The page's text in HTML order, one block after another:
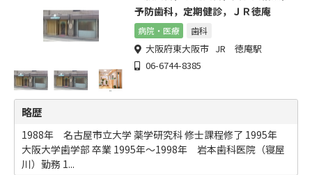
予防歯科，定期健診，ＪＲ徳庵
病院・医療 歯科
大阪府東大阪市 JR 徳庵駅
06-6744-8385
略歴
1988年 名古屋市立大学 薬学研究科 修士課程修了 1995年
大阪大学歯学部 卒業 1995年～1998年 岩本歯科医院（寝屋
川）勤務 1...